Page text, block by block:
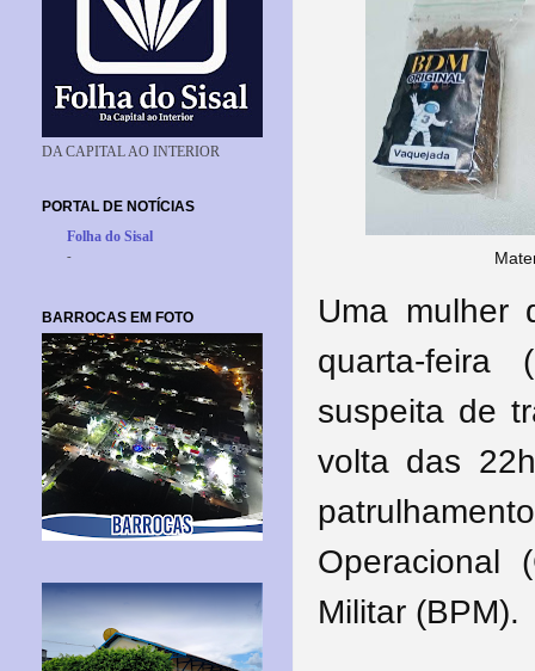
Uma mulher
quarta-
suspeita de
volta das
Operacional
Militar (BPM).
DA CAPITAL AO INTERIOR
PORTAL DE NOTÍCIAS
Folha do Sisal
-
BARROCAS EM FOTO